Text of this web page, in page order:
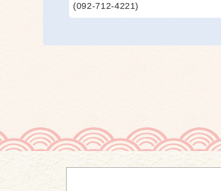
(092-712-4221)